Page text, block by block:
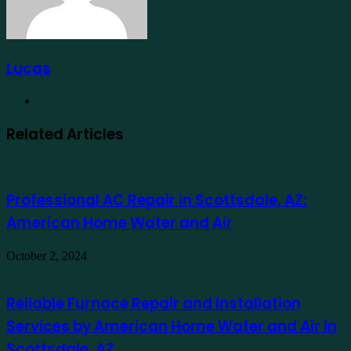
Lucas
Related Articles
Professional AC Repair in Scottsdale, AZ:
American Home Water and Air
October 2, 2024
Reliable Furnace Repair and Installation
Services by American Home Water and Air in